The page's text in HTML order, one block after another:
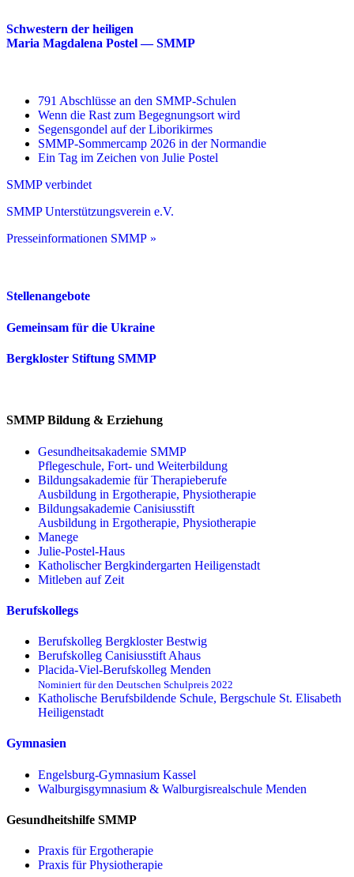
Schwestern der heiligen
Maria Magdalena Postel — SMMP
791 Abschlüsse an den SMMP-Schulen
Wenn die Rast zum Begegnungsort wird
Segensgondel auf der Liborikirmes
SMMP-Sommercamp 2026 in der Normandie
Ein Tag im Zeichen von Julie Postel
SMMP verbindet
SMMP Unterstützungsverein e.V.
Presseinformationen SMMP »
Stellenangebote
Gemeinsam für die Ukraine
Bergkloster Stiftung SMMP
SMMP Bildung & Erziehung
Gesundheitsakademie SMMP
Pflegeschule, Fort- und Weiterbildung
Bildungsakademie für Therapieberufe
Ausbildung in Ergotherapie, Physiotherapie
Bildungsakademie Canisiusstift
Ausbildung in Ergotherapie, Physiotherapie
Manege
Julie-Postel-Haus
Katholischer Bergkindergarten Heiligenstadt
Mitleben auf Zeit
Berufskollegs
Berufskolleg Bergkloster Bestwig
Berufskolleg Canisiusstift Ahaus
Placida-Viel-Berufskolleg Menden
Nominiert für den Deutschen Schulpreis 2022
Katholische Berufsbildende Schule, Bergschule St. Elisabeth
Heiligenstadt
Gymnasien
Engelsburg-Gymnasium Kassel
Walburgisgymnasium & Walburgisrealschule Menden
Gesundheitshilfe SMMP
Praxis für Ergo­therapie
Praxis für Physio­therapie